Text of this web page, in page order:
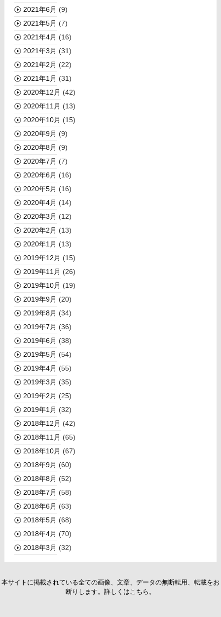
2021年6月 (9)
2021年5月 (7)
2021年4月 (16)
2021年3月 (31)
2021年2月 (22)
2021年1月 (31)
2020年12月 (42)
2020年11月 (13)
2020年10月 (15)
2020年9月 (9)
2020年8月 (9)
2020年7月 (7)
2020年6月 (16)
2020年5月 (16)
2020年4月 (14)
2020年3月 (12)
2020年2月 (13)
2020年1月 (13)
2019年12月 (15)
2019年11月 (26)
2019年10月 (19)
2019年9月 (20)
2019年8月 (34)
2019年7月 (36)
2019年6月 (38)
2019年5月 (54)
2019年4月 (55)
2019年3月 (35)
2019年2月 (25)
2019年1月 (32)
2018年12月 (42)
2018年11月 (65)
2018年10月 (67)
2018年9月 (60)
2018年8月 (52)
2018年7月 (58)
2018年6月 (63)
2018年5月 (68)
2018年4月 (70)
2018年3月 (32)
本サイトに掲載されている全ての画像、文章、データの無断転用、転載をお
断りします。詳しくはこちら。